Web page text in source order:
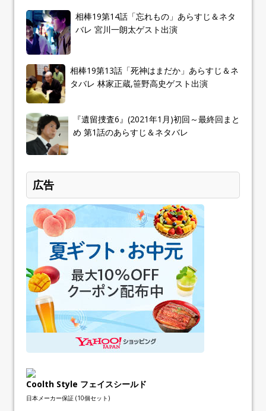
相棒19第14話「忘れもの」あらすじ＆ネタ
バレ 宮川一朗太ゲスト出演
相棒19第13話「死神はまだか」あらすじ＆ネ
タバレ 林家正蔵,笹野高史ゲスト出演
『遺留捜査6』(2021年1月)初回～最終回まと
め 第1話のあらすじ＆ネタバレ
広告
Coolth Style フェイスシールド
日本メーカー保証 (10個セット)